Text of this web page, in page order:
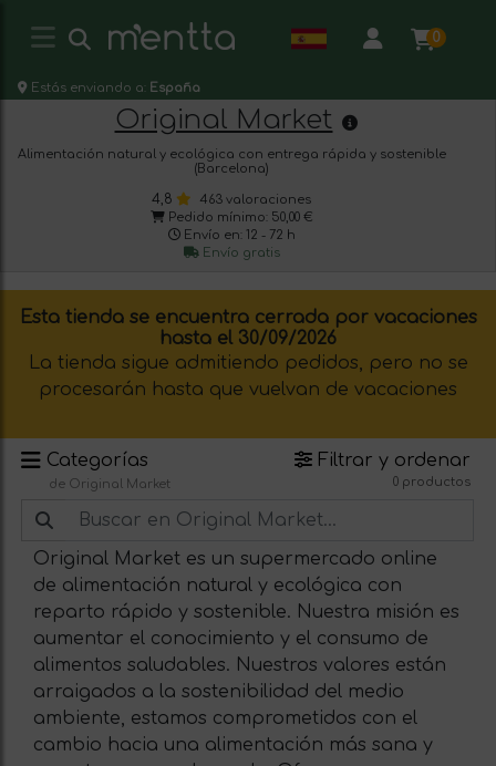
0
Estás enviando a: España
Original Market
Alimentación natural y ecológica con entrega rápida y sostenible
(Barcelona)
4,8
463 valoraciones
Pedido mínimo: 50,00 €
Envío en: 12 - 72 h
Envío gratis
Esta tienda se encuentra cerrada por vacaciones
hasta el 30/09/2026
La tienda sigue admitiendo pedidos, pero no se
procesarán hasta que vuelvan de vacaciones
Categorías
de Original Market
Filtrar y ordenar
0 productos
Original Market es un supermercado online
de alimentación natural y ecológica con
reparto rápido y sostenible. Nuestra misión es
aumentar el conocimiento y el consumo de
alimentos saludables. Nuestros valores están
arraigados a la sostenibilidad del medio
ambiente, estamos comprometidos con el
cambio hacia una alimentación más sana y